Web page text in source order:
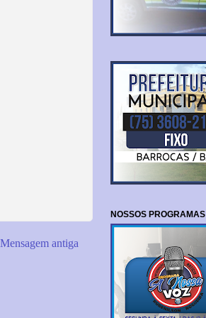
Mensagem antiga
NOSSOS PROGRAMAS